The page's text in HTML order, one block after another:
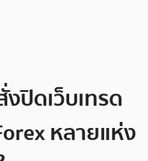
ปิดเว็บเทรด
หลายแห่ง